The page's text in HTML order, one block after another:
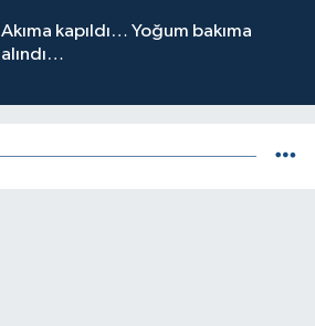
Akıma kapıldı… Yoğum bakıma
alındı…